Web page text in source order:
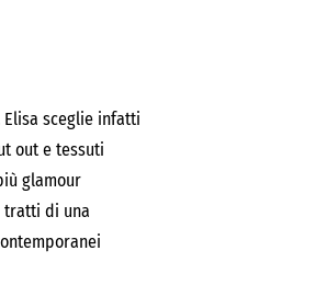
Elisa sceglie infatti
out e tessuti
glamour
tratti di una